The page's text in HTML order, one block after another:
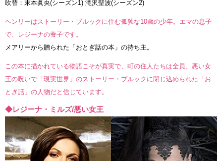
吹替：末本眞央(シーズン1) 滝沢聖波(シーズン2)
ヘンリーはストーリー・ブルックに住む孤独な10歳の少年。エマの息子
で、レジーナの養子です。
メアリーから贈られた「おとぎ話の本」の持ち主。
この本に描かれている物語こそが真実で、町の住人たちは全員、悪い女
王の呪いで「現実世界」のストーリー・ブルックに閉じ込められた「お
とぎ話」の人物だと信じています。
◆レジーナ・ミルズ/悪い女王